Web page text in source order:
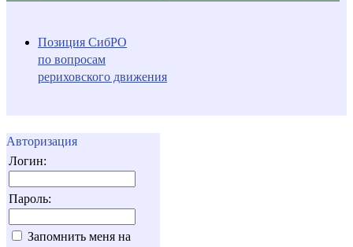
Позиция СибРО
по вопросам
рериховского движения
Авторизация
Логин:
Пароль:
Запомнить меня на